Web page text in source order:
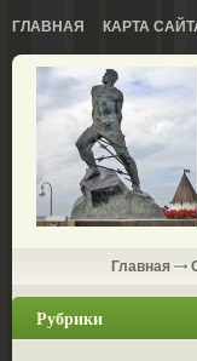
ГЛАВНАЯ КАРТА
Главная
Рубрики